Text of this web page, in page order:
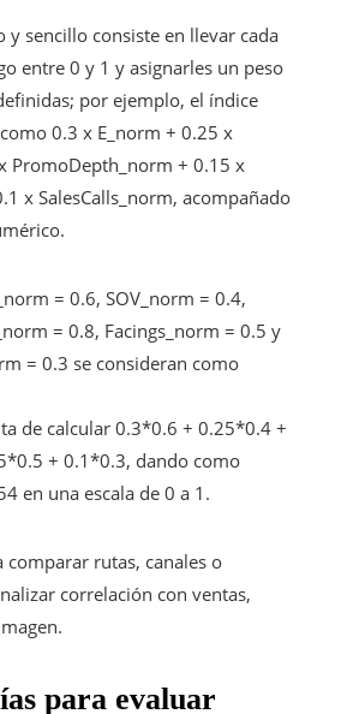
y sencillo consiste en llevar cada
entre 0 y 1 y asignarles un peso
por ejemplo, el índice
0.3 x E_norm + 0.25 x
PromoDepth_norm + 0.15 x
x SalesCalls_norm, acompañado
= 0.6, SOV_norm = 0.4,
= 0.8, Facings_norm = 0.5 y
= 0.3 se consideran como
de calcular 0.3*0.6 + 0.25*0.4 +
+ 0.1*0.3, dando como
en una escala de 0 a 1.
comparar rutas, canales o
correlación con ventas,
para evaluar